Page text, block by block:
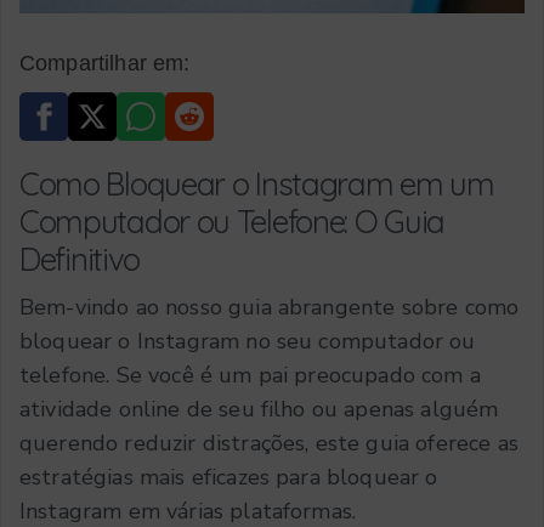
Compartilhar em:
Como Bloquear o Instagram em um
Computador ou Telefone: O Guia
Definitivo
Bem-vindo ao nosso guia abrangente sobre como
bloquear o Instagram no seu computador ou
telefone. Se você é um pai preocupado com a
atividade online de seu filho ou apenas alguém
querendo reduzir distrações, este guia oferece as
estratégias mais eficazes para bloquear o
Instagram em várias plataformas.